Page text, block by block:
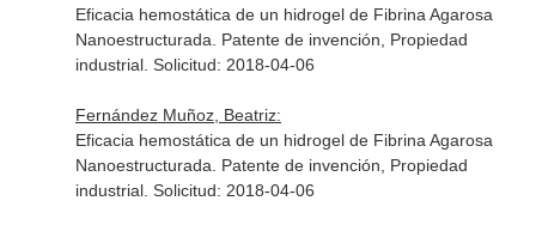
Eficacia hemostática de un hidrogel de Fibrina Agarosa
Nanoestructurada. Patente de invención, Propiedad
industrial. Solicitud: 2018-04-06
Fernández Muñoz, Beatriz:
Eficacia hemostática de un hidrogel de Fibrina Agarosa
Nanoestructurada. Patente de invención, Propiedad
industrial. Solicitud: 2018-04-06